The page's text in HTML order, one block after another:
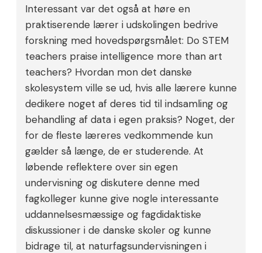
Interessant var det også at høre en
praktiserende lærer i udskolingen bedrive
forskning med hovedspørgsmålet: Do STEM
teachers praise intelligence more than art
teachers? Hvordan mon det danske
skolesystem ville se ud, hvis alle lærere kunne
dedikere noget af deres tid til indsamling og
behandling af data i egen praksis? Noget, der
for de fleste læreres vedkommende kun
gælder så længe, de er studerende. At
løbende reflektere over sin egen
undervisning og diskutere denne med
fagkolleger kunne give nogle interessante
uddannelsesmæssige og fagdidaktiske
diskussioner i de danske skoler og kunne
bidrage til, at naturfagsundervisningen i